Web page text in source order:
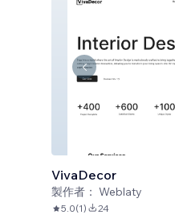
VivaDecor
製作者： Weblaty
5.0(1) 24